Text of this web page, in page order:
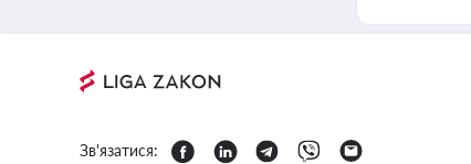
Зв'язатися: